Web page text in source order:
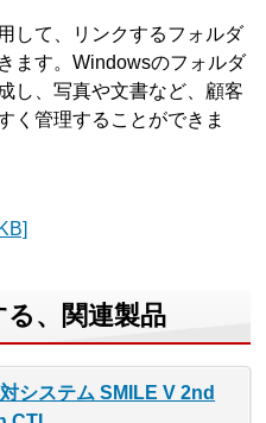
して、リンクするフォルダ
ます。Windowsのフォルダ
し、写真や文書など、顧客
く管理することができま
、関連製品
システム SMILE V 2nd